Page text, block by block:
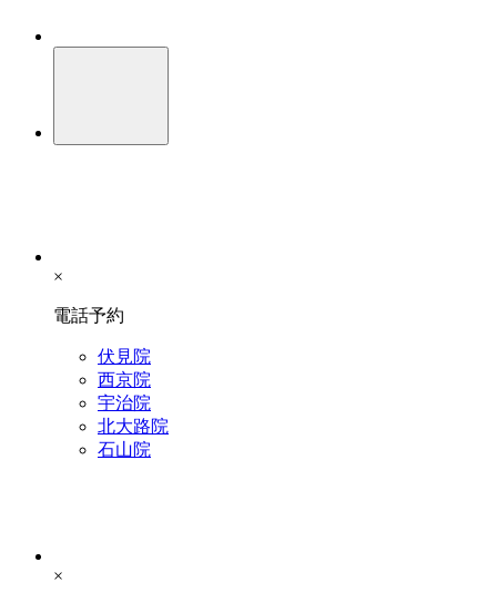
×
電話予約
伏見院
西京院
宇治院
北大路院
石山院
×